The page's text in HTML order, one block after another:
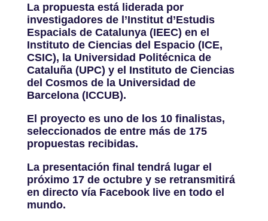
La propuesta está liderada por
investigadores de l’Institut d’Estudis
Espacials de Catalunya (IEEC) en el
Instituto de Ciencias del Espacio (ICE,
CSIC), la Universidad Politécnica de
Cataluña (UPC) y el Instituto de Ciencias
del Cosmos de la Universidad de
Barcelona (ICCUB).
El proyecto es uno de los 10 finalistas,
seleccionados de entre más de 175
propuestas recibidas.
La presentación final tendrá lugar el
próximo 17 de octubre y se retransmitirá
en directo vía Facebook live en todo el
mundo.